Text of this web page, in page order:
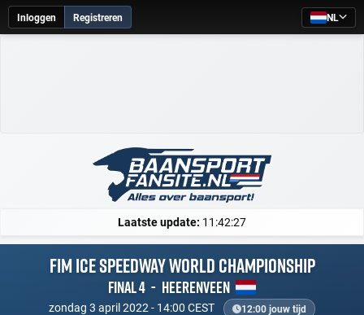
Inloggen Registreren NL
Laatste update: 11:42:27
FIM Ice Speedway World Championship
Final 4 - Heerenveen
zondag 3 april 2022 - 14:00 CEST 12:00 jouw tijd